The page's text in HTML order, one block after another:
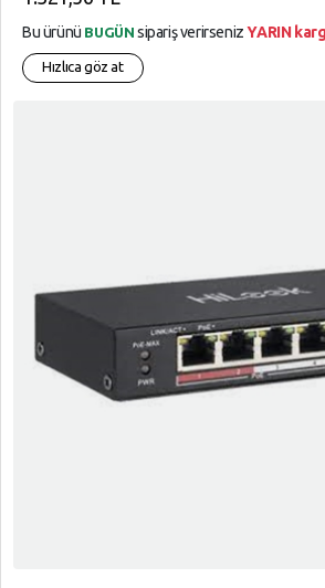
Bu ürünü BUGÜN sipariş verirsenizYARIN
Hızlıca göz at